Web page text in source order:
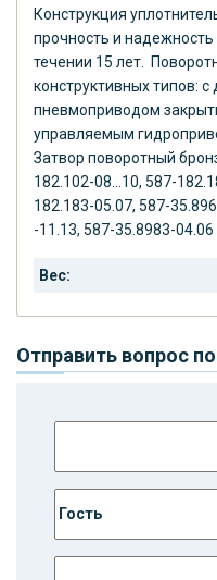
Конструкция
прочность и
течении 15 лет.
конструктивных типов:
пневмоприводом
управляемым
Затвор поворотный
182.102-08...10, 587-
182.183-05.07, 587-
-11.13, 587-35.8983-04.06
Вес:
Отправить вопрос